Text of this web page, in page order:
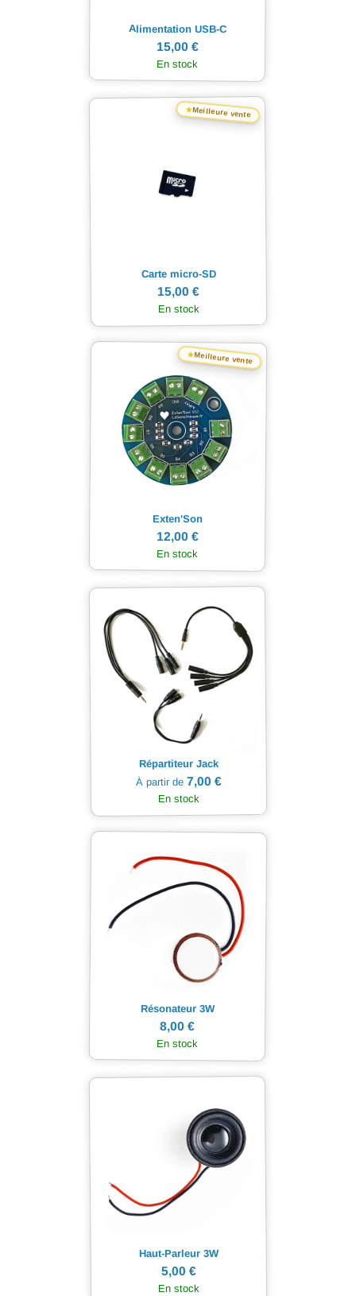
Alimentation USB-C
15,00 €
En stock
★Meilleure vente
Carte micro-SD
15,00 €
En stock
★Meilleure vente
Exten'Son
12,00 €
En stock
Répartiteur Jack
À partir de 7,00 €
En stock
Résonateur 3W
8,00 €
En stock
Haut-Parleur 3W
5,00 €
En stock